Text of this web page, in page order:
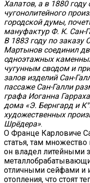
Халатов, а в 1880
чугонолитейного
городской думы,
мануфактур Ф. К. Сан-
В 1883 году по заказу
Мартынов соединил
одноэтажных
чугунным сводом и
залов изделий Сан-
пассаже Сан-Галли
графа Иоганна
дома «Э. Бернгард и
художественных
Шрёдера».
О Франце Карловиче
статья, там множество
он владел литейными
отличными сейфами и
отопления, что стоят